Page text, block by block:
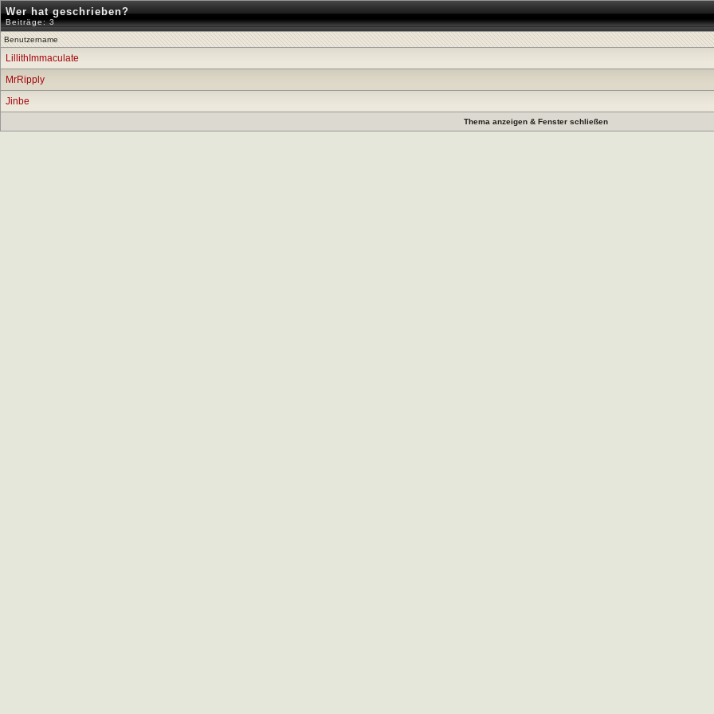
Wer hat geschrieben?
Beiträge: 3
Benutzername
LillithImmaculate
MrRipply
Jinbe
Thema anzeigen & Fenster schließen